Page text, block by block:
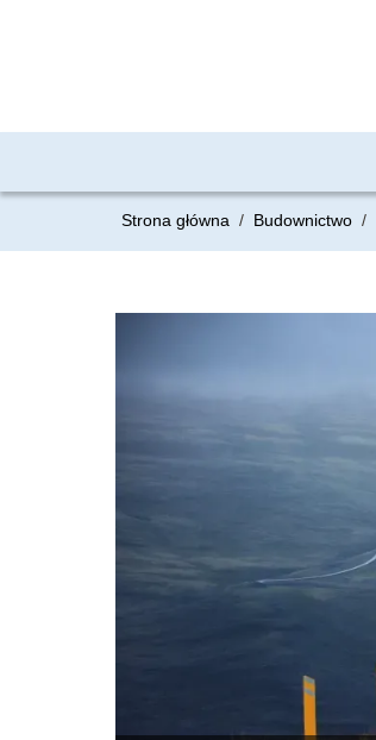
Strona główna / Budownictwo /